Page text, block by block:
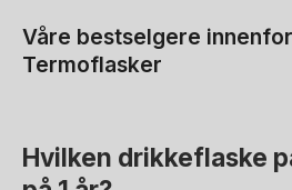
Våre bestselgere
Termoflasker
Hvilken drikkeflaske